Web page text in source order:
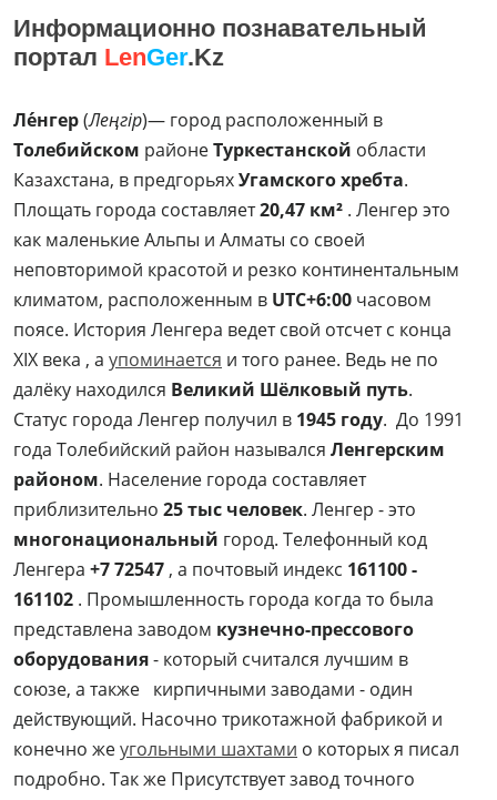
Информационно познавательный
портал LenGer.Kz
Ле́нгер(Леңгір)— город расположенный в
Толебийском районеТуркестанской области
Казахстана, в предгорьяхУгамского хребта.
Площать города составляет20,47 км² . Ленгер это
как маленькие Альпы и Алматы со своей
неповторимой красотой и резко континентальным
климатом, расположенным в UTC+6:00 часовом
поясе. История Ленгера ведет свой отсчет с конца
XIX века , а упоминается и того ранее. Ведь не по
далёку находился Великий Шёлковый путь.
Статус города Ленгер получил в 1945 году. До 1991
года Толебийский район назывался Ленгерским
районом. Население города составляет
приблизительно 25 тыс человек. Ленгер - это
многонациональный город. Телефонный код
Ленгера +7 72547 , а почтовый индекс 161100 -
161102 . Промышленность города когда то была
представлена заводом кузнечно-прессового
оборудования- который считался лучшим в
союзе, а также кирпичными заводами - один
действующий. Насочно трикотажной фабрикой и
конечно жеугольными шахтами о которых я писал
подробно. Так же Присутствует завод точного